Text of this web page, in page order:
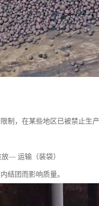
制，在某些地区已被禁止生
— 运输（装袋）
结团而影响质量。